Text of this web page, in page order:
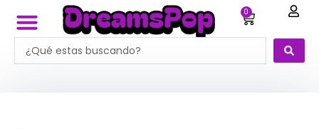
0
Carrito
Search
...